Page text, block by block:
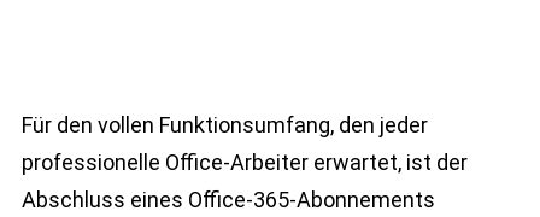
Für den vollen Funktionsumfang, den jeder
professionelle Office-Arbeiter erwartet, ist der
Abschluss eines Office-365-Abonnements